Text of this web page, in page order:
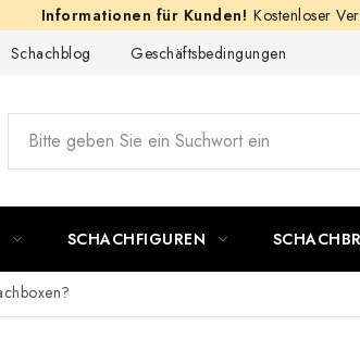
Kostenloser
Schachblog Geschäftsbedingungen
SCHACHFIGUREN